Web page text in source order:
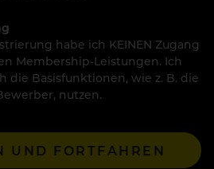
habe ich KEINEN Zugang
Membership-Leistungen. Ich
die Basisfunktionen, wie z. B. die
nutzen.
UND FORTFAHREN